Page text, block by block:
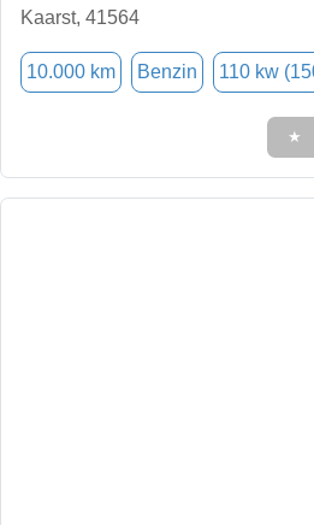
Kaarst, 41564
10.000 km Benzin 110 kw
★